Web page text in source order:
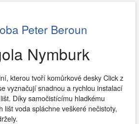
Peter Beroun
Nymburk
kterou tvoří komůrkové desky Click z
vyznačují snadnou a rychlou instalací
Díky samočistícímu hladkému
lišt voda spláchne veškeré nečistoty,